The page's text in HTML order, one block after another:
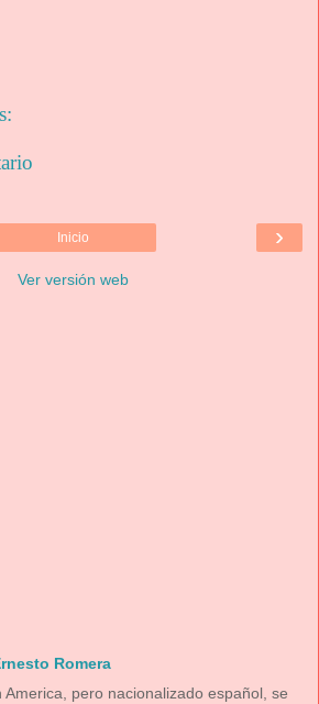
›
Inicio
Ver versión web
Romera
America, pero nacionalizado español, se